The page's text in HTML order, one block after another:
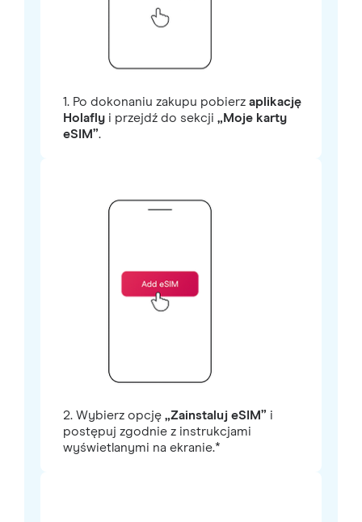
1. Po dokonaniu zakupu pobierz aplikację
Holaflyi przejdź do sekcji „Moje karty
eSIM”.
2. Wybierz opcję „Zainstaluj eSIM” i
postępuj zgodnie z instrukcjami
wyświetlanymi na ekranie.*